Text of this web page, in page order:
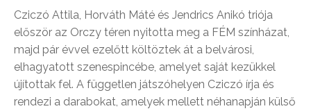
Cziczó Attila, Horváth Máté és Jendrics Anikó triója
először az Orczy téren nyitotta meg a FÉM színházat,
majd pár évvel ezelőtt költöztek át a belvárosi,
elhagyatott szenespincébe, amelyet saját kezükkel
újítottak fel. A független játszóhelyen Cziczó írja és
rendezi a darabokat, amelyek mellett néhanapján külső